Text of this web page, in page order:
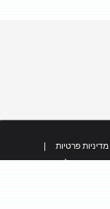
מדיניות פרטיות
כל הזכויות שמורות